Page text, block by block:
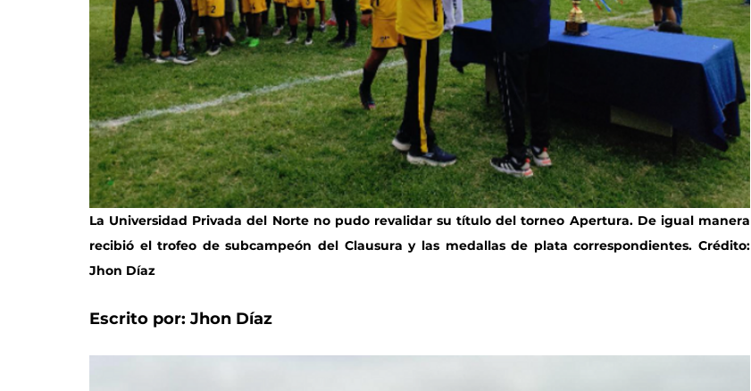
La Universidad Privada del Norte no pudo revalidar su título del torneo Apertura. De igual manera
recibió el trofeo de subcampeón del Clausura y las medallas de plata correspondientes. Crédito:
Jhon Díaz
Escrito por: Jhon Díaz